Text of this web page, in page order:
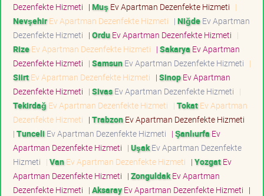
Dezenfekte Hizmeti | Muş Ev Apartman Dezenfekte Hizmeti |
NevşehirEv Apartman Dezenfekte Hizmeti | NiğdeEv Apartman
Dezenfekte Hizmeti | OrduEv Apartman Dezenfekte Hizmeti |
RizeEv Apartman Dezenfekte Hizmeti | Sakarya Ev Apartman
Dezenfekte Hizmeti | SamsunEv Apartman Dezenfekte Hizmeti |
SiirtEv Apartman Dezenfekte Hizmeti | SinopEv Apartman
Dezenfekte Hizmeti | SivasEv Apartman Dezenfekte Hizmeti |
Tekirdağ Ev Apartman Dezenfekte Hizmeti | TokatEv Apartman
Dezenfekte Hizmeti | TrabzonEv Apartman Dezenfekte Hizmeti
| Tunceli Ev Apartman Dezenfekte Hizmeti | Şanlıurfa Ev
Apartman Dezenfekte Hizmeti | UşakEv Apartman Dezenfekte
Hizmeti | VanEv Apartman Dezenfekte Hizmeti | YozgatEv
Apartman Dezenfekte Hizmeti | ZonguldakEv Apartman
Dezenfekte Hizmeti | AksarayEv Apartman Dezenfekte Hizmeti |